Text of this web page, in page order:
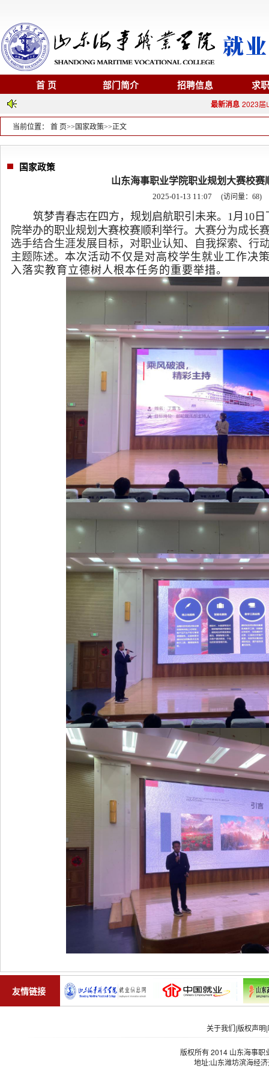
首 页 部门简介 招聘信息 求
最新消息 2023届
当前位置： 首 页>> 国家政策>>正文
国家政策
山东海事职业学院职业规划大赛校赛
2025-01-13 11:07 (访问量： 68)
筑梦青春志在四方，规划启航职引未来。1月10
院举办的职业规划大赛校赛顺利举行。 大赛分为成长
选手结合生涯发展目标，对职业认知、自我探索、行
主题陈述。 本次活动不仅是对高校学生就业工作决
入落实教育立德树人根本任务的重要举措。
友情链接
关于我们|版权声明|
版权所有 2014 山东海事
地址:山东潍坊滨海经